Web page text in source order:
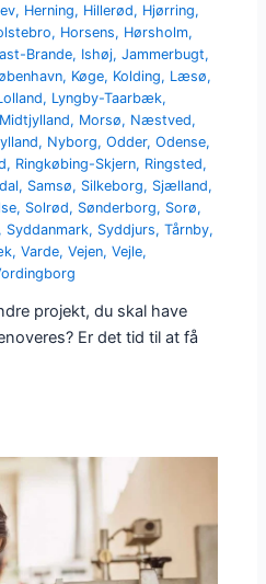
, Herning, Hillerød, Hjørring,
, Horsens, Hørsholm,
Brande, Ishøj,Jammerbugt,
, Køge, Kolding, Læsø,
, Lyngby-Taarbæk,
Midtjylland, Morsø, Næstved,
, Nyborg,Odder,Odense,
, Ringkøbing-Skjern, Ringsted,
, Samsø, Silkeborg, Sjælland,
, Solrød, Sønderborg, Sorø,
, Syddanmark, Syddjurs,Tårnby,
,Varde,Vejen,Vejle,
projekt, du skal have
Er det tid til at få